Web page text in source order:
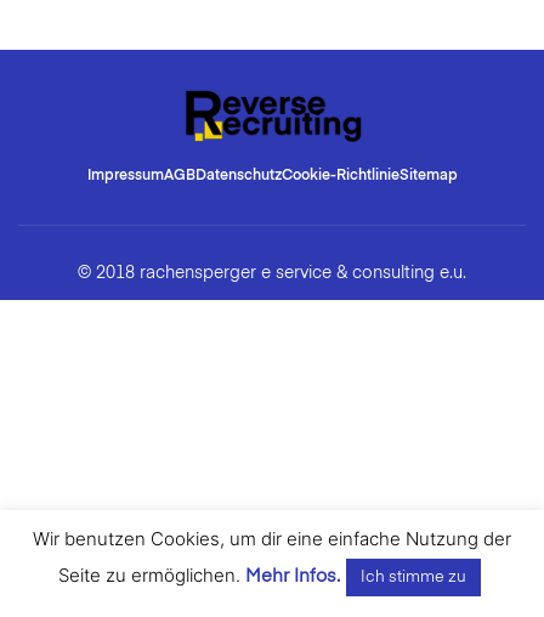
ImpressumAGBDatenschutzCookie-RichtlinieSitemap
© 2018 rachensperger e service & consulting e.u.
Wir benutzen Cookies, um dir eine einfache Nutzung der
Seite zu ermöglichen. Mehr Infos. Ich stimme zu